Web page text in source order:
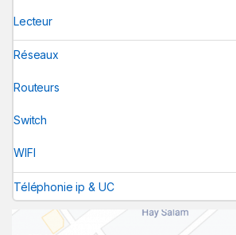
Lecteur
Réseaux
Routeurs
Switch
WIFI
Téléphonie ip & UC